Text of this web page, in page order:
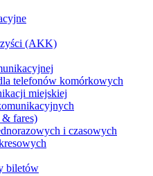
(AKK)
telefonów komórkowych
miejskiej
& fares)
i czasowych
biletów